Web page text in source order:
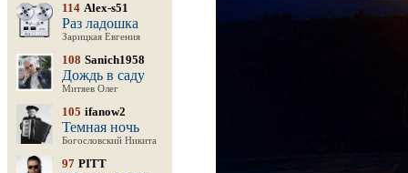
114 Alex-s51
Раз ладошка
Зарицкая Евгения
108 Sanich1958
Дождь в саду
Митяев Олег
105 ifanow2
Темная ночь
Богословский Никита
97 PITT